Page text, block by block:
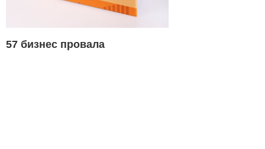
57 бизнес провала